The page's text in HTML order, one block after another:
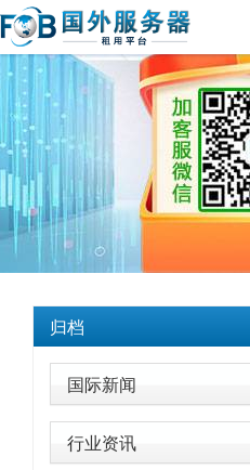
归档
国际新闻
行业资讯